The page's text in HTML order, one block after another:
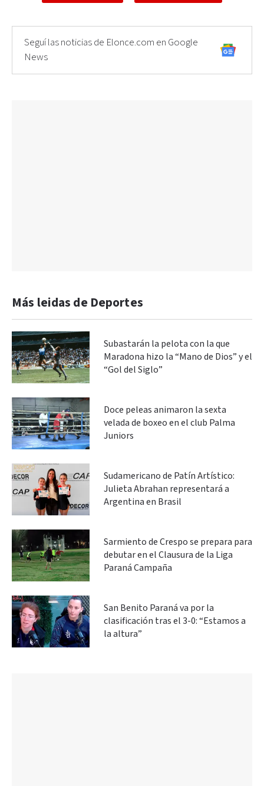
Seguí las noticias de Elonce.com en Google
News
Más leidas de Deportes
Subastarán la pelota con la que
Maradona hizo la “Mano de Dios” y el
“Gol del Siglo”
Doce peleas animaron la sexta
velada de boxeo en el club Palma
Juniors
Sudamericano de Patín Artístico:
Julieta Abrahan representará a
Argentina en Brasil
Sarmiento de Crespo se prepara para
debutar en el Clausura de la Liga
Paraná Campaña
San Benito Paraná va por la
clasificación tras el 3-0: “Estamos a
la altura”